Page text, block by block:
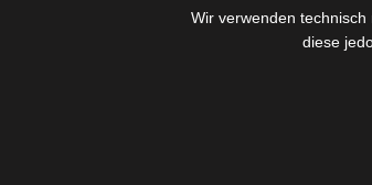
Wir verwenden
diese